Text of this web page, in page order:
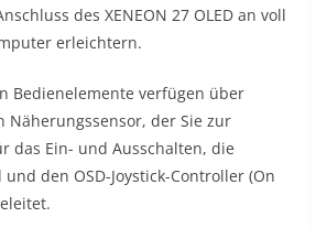
des XENEON 27 OLED an voll
erleichtern.
Bedienelemente verfügen über
Näherungssensor, der Sie zur
das Ein- und Ausschalten, die
den OSD-Joystick-Controller (On